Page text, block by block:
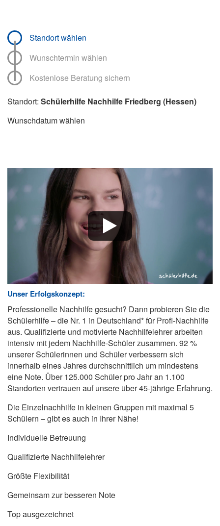
Standort wählen
Wunschtermin wählen
Kostenlose Beratung sichern
Standort: Schülerhilfe Nachhilfe Friedberg (Hessen)
Wunschdatum wählen
Unser Erfolgskonzept:
Professionelle Nachhilfe gesucht? Dann probieren Sie die
Schülerhilfe – die Nr. 1 in Deutschland* für Profi-Nachhilfe
aus. Qualifizierte und motivierte Nachhilfelehrer arbeiten
intensiv mit jedem Nachhilfe-Schüler zusammen. 92 %
unserer Schülerinnen und Schüler verbessern sich
innerhalb eines Jahres durchschnittlich um mindestens
eine Note. Über 125.000 Schüler pro Jahr an 1.100
Standorten vertrauen auf unsere über 45-jährige Erfahrung.
Die Einzelnachhilfe in kleinen Gruppen mit maximal 5
Schülern – gibt es auch in Ihrer Nähe!
Individuelle Betreuung
Qualifizierte Nachhilfelehrer
Größte Flexibilität
Gemeinsam zur besseren Note
Top ausgezeichnet